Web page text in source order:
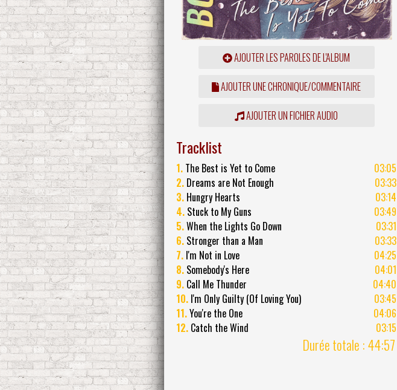
AJOUTER LES PAROLES DE L'ALBUM
AJOUTER UNE CHRONIQUE/COMMENTAIRE
AJOUTER UN FICHIER AUDIO
Tracklist
1. The Best is Yet to Come
03:05
2. Dreams are Not Enough
03:33
3. Hungry Hearts
03:14
4. Stuck to My Guns
03:49
5.When the Lights Go Down
03:31
6. Stronger than a Man
03:33
7. I'm Not in Love
04:25
8. Somebody's Here
04:01
9. Call Me Thunder
04:40
10. I'm Only Guilty (Of Loving You)
03:45
11.You're the One
04:06
12. Catch the Wind 03:15
Durée totale : 44:57